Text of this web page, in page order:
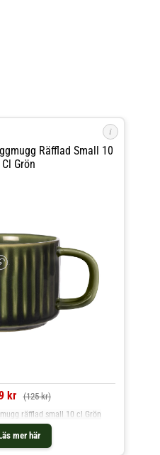
i
Räfflad Small 10
Cl Grön
kr (125 kr)
mer här
räfflad small 10 cl Grön